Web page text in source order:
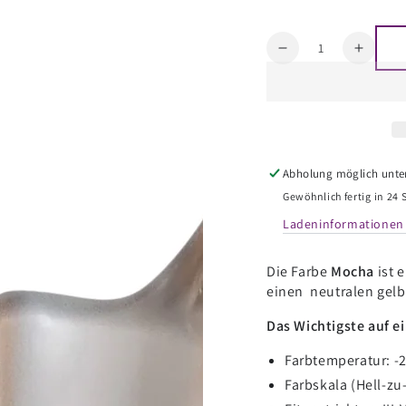
Menge
Reduzieren
-
ehemals
Mochaccino
Sie
-
Abholung möglich
Gewöhnlich fertig in 24
Ladeninformationen
Die Farbe Mocha ist e
einen neutralen
Das Wichtigste auf
Farbtemperatur: -
Farbskala (Hell-